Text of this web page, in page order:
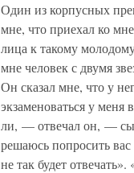
Один из корпусных
мне, что приехал ко
лица к такому
мне человек с двумя
Он сказал мне, что у
экзаменоваться у
ли, — отвечал он, —
решаюсь попросить
не так будет